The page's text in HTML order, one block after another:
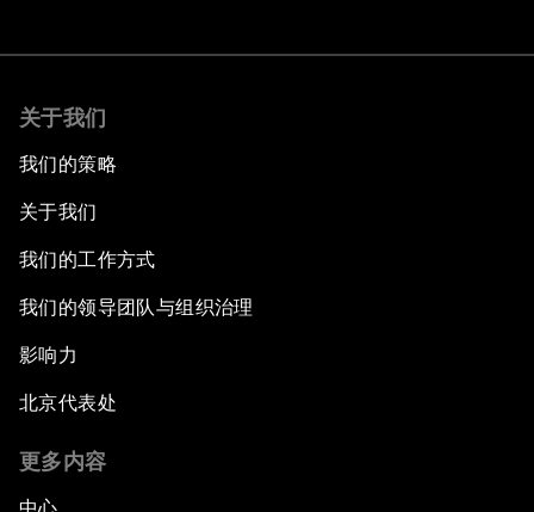
关于我们
我们的策略
关于我们
我们的工作方式
我们的领导团队与组织治理
影响力
北京代表处
更多内容